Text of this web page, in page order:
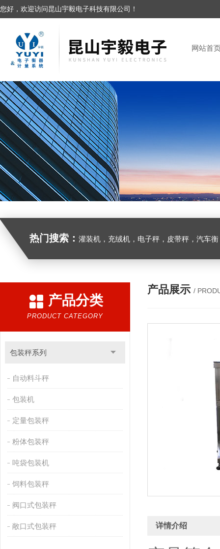
您好，欢迎访问昆山宇毅电子科技有限公司！
网站首
热门搜索： 灌装机，充绒机，电子秤，皮带秤，汽车
产品分类
PRODUCT CATEGORY
包装秤系列
自动料斗秤
包装机
定量包装秤
粉体包装秤
吨袋包装机
饲料包装秤
阀口式包装秤
敞口式包装秤
产品展示 /
详情介绍